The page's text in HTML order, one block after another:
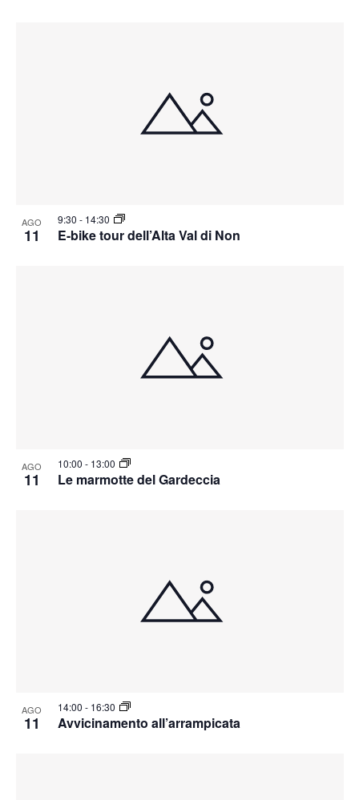
AGO
11 E-bike tour dell’Alta Val di Non
9:30 - 14:30
AGO
11 Le marmotte del Gardeccia
10:00 - 13:00
AGO
11 Avvicinamento all’arrampicata
14:00 - 16:30